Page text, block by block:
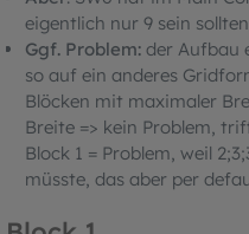
eigentlich nur 9 sein
Ggf. Problem: der Aufbau
so auf ein anderes
Blöcken mit maximaler
Breite => kein Problem,
Block 1 = Problem, weil
müsste, das aber per